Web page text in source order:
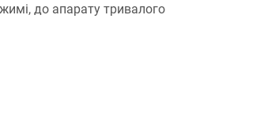
до апарату тривалого